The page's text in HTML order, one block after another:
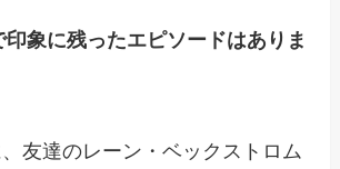
印象に残ったエピソードはありま
友達のレーン・ベックストロム